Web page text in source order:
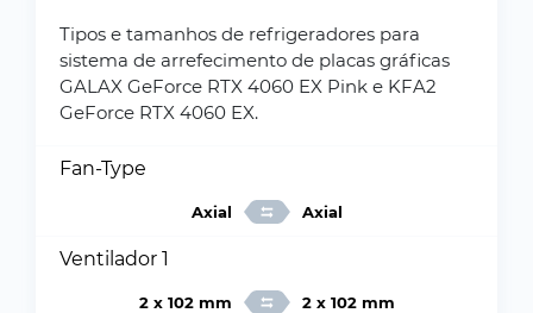
Tipos e tamanhos de refrigeradores para
sistema de arrefecimento de placas gráficas
GALAX GeForce RTX 4060 EX Pink e KFA2
GeForce RTX 4060 EX.
Fan-Type
Axial Axial
Ventilador 1
2 x 102 mm 2 x 102 mm